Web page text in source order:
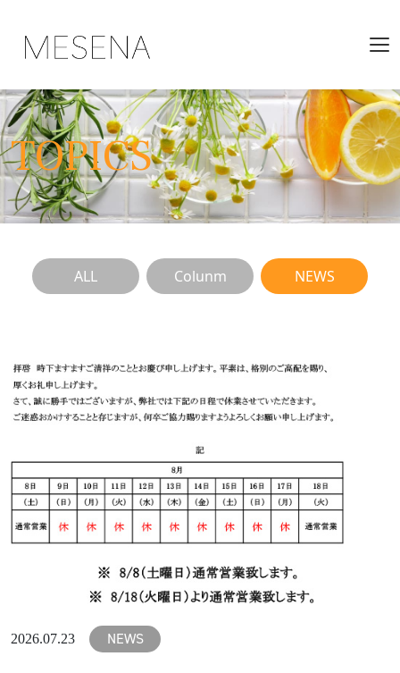
TOPICS
ALL Colunm NEWS
2026.07.23 NEWS